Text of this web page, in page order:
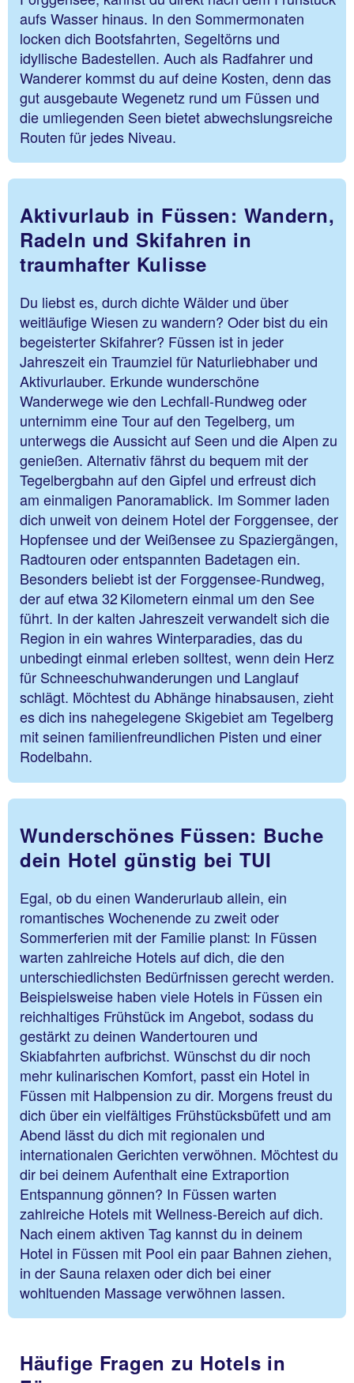
aufs Wasser hinaus. In den Sommermonaten
locken dich Bootsfahrten, Segeltörns und
idyllische Badestellen. Auch als Radfahrer und
Wanderer kommst du auf deine Kosten, denn das
gut ausgebaute Wegenetz rund um Füssen und
die umliegenden Seen bietet abwechslungsreiche
Routen für jedes Niveau.
Aktivurlaub in Füssen: Wandern,
Radeln und Skifahren in
traumhafter Kulisse
Du liebst es, durch dichte Wälder und über
weitläufige Wiesen zu wandern? Oder bist du ein
begeisterter Skifahrer? Füssen ist in jeder
Jahreszeit ein Traumziel für Naturliebhaber und
Aktivurlauber. Erkunde wunderschöne
Wanderwege wie den Lechfall-Rundweg oder
unternimm eine Tour auf den Tegelberg, um
unterwegs die Aussicht auf Seen und die Alpen zu
genießen. Alternativ fährst du bequem mit der
Tegelbergbahn auf den Gipfel und erfreust dich
am einmaligen Panoramablick. Im Sommer laden
dich unweit von deinem Hotel der Forggensee, der
Hopfensee und der Weißensee zu Spaziergängen,
Radtouren oder entspannten Badetagen ein.
Besonders beliebt ist der Forggensee-Rundweg,
der auf etwa 32 Kilometern einmal um den See
führt. In der kalten Jahreszeit verwandelt sich die
Region in ein wahres Winterparadies, das du
unbedingt einmal erleben solltest, wenn dein Herz
für Schneeschuhwanderungen und Langlauf
schlägt. Möchtest du Abhänge hinabsausen, zieht
es dich ins nahegelegene Skigebiet am Tegelberg
mit seinen familienfreundlichen Pisten und einer
Rodelbahn.
Wunderschönes Füssen: Buche
dein Hotel günstig bei TUI
Egal, ob du einen Wanderurlaub allein, ein
romantisches Wochenende zu zweit oder
Sommerferien mit der Familie planst: In Füssen
warten zahlreiche Hotels auf dich, die den
unterschiedlichsten Bedürfnissen gerecht werden.
Beispielsweise haben viele Hotels in Füssen ein
reichhaltiges Frühstück im Angebot, sodass du
gestärkt zu deinen Wandertouren und
Skiabfahrten aufbrichst. Wünschst du dir noch
mehr kulinarischen Komfort, passt ein Hotel in
Füssen mit Halbpension zu dir. Morgens freust du
dich über ein vielfältiges Frühstücksbüfett und am
Abend lässt du dich mit regionalen und
internationalen Gerichten verwöhnen. Möchtest du
dir bei deinem Aufenthalt eine Extraportion
Entspannung gönnen? In Füssen warten
zahlreiche Hotels mit Wellness-Bereich auf dich.
Nach einem aktiven Tag kannst du in deinem
Hotel in Füssen mit Pool ein paar Bahnen ziehen,
in der Sauna relaxen oder dich bei einer
wohltuenden Massage verwöhnen lassen.
Häufige Fragen zu Hotels in